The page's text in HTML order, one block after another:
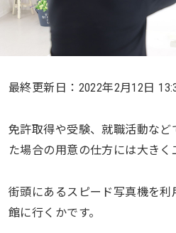
最終更新日：2022年2月12日
免許取得や受験、就職活動など
た場合の用意の仕方には大きく
街頭にあるスピード写真機を
館に行くかです。